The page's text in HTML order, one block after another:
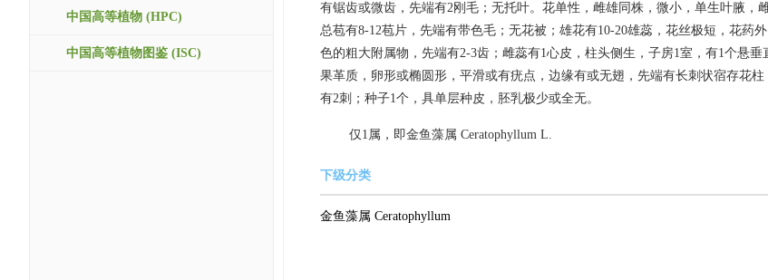
中国高等植物 (HPC)
中国高等植物图鉴 (ISC)
有锯齿或微齿，先端有2刚毛；无托叶。花单性，雌雄同株，微小，单生叶腋，
总苞有8-12苞片，先端有带色毛；无花被；雄花有10-20雄蕊，花丝极短，花药
色的粗大附属物，先端有2-3齿；雌蕊有1心皮，柱头侧生，子房1室，有1个悬
果革质，卵形或椭圆形，平滑或有疣点，边缘有或无翅，先端有长刺状宿存花
有2刺；种子1个，具单层种皮，胚乳极少或全无。
仅1属，即金鱼藻属 Ceratophyllum L.
下级分类
金鱼藻属 Ceratophyllum